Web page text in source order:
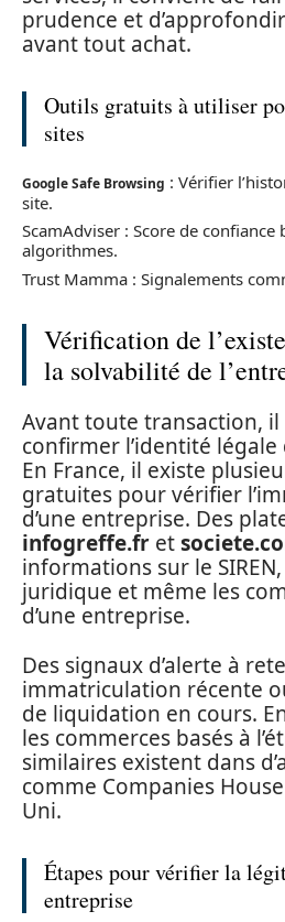
prudence et
avant tout achat.
Outils gratuits à utiliser
sites
Google Safe Browsing : Vérifier
site.
ScamAdviser : Score de confiance
algorithmes.
Trust Mamma : Signalements
Vérification de
la solvabilité de
Avant toute transaction, il
confirmer l’identité
En France, il existe
gratuites pour vérifier
d’une entreprise. Des
infogreffe.fr et
informations sur le SIREN,
juridique et même les
d’une entreprise.
Des signaux d’alerte à
immatriculation récente
de liquidation en cours.
les commerces basés à
similaires existent dans
comme Companies
Uni.
Étapes pour vérifier la
entreprise